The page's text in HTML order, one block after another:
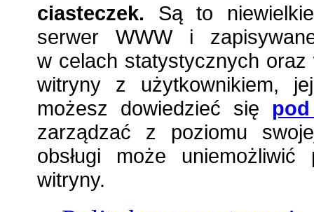
ciasteczek. Są to
serwer WWW i
w celach statystycznych
witryny z użytkownikiem,
możesz dowiedzieć się
zarządzać z poziomu
obsługi może
witryny.